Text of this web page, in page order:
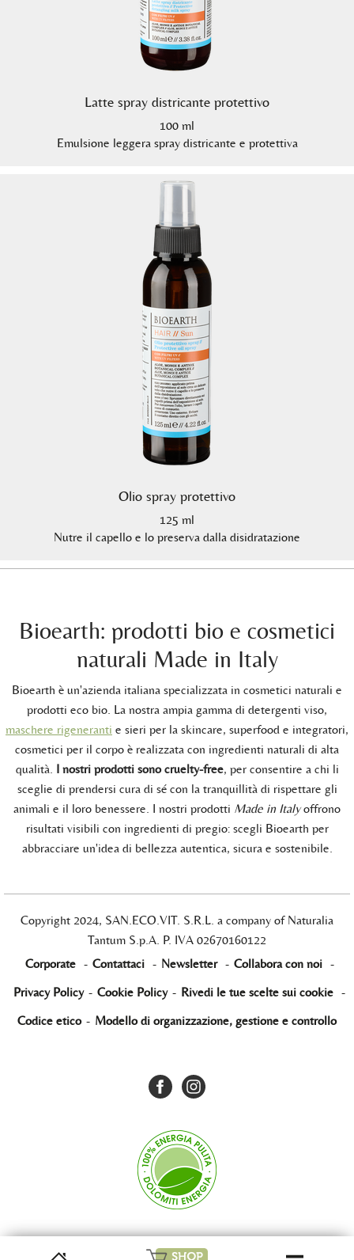
Latte spray districante protettivo
100 ml
Emulsione leggera spray districante e protettiva
Olio spray protettivo
125 ml
Nutre il capello e lo preserva dalla disidratazione
Bioearth: prodotti bio e cosmetici
naturali Made in Italy
Bioearth è un'azienda italiana specializzata in cosmetici naturali e
prodotti eco bio. La nostra ampia gamma di detergenti viso,
maschere rigeneranti e sieri per la skincare, superfood e integratori,
cosmetici per il corpo è realizzata con ingredienti naturali di alta
qualità. I nostri prodotti sono cruelty-free, per consentire a chi li
sceglie di prendersi cura di sé con la tranquillità di rispettare gli
animali e il loro benessere. I nostri prodotti Made in Italyoffrono
risultati visibili con ingredienti di pregio: scegli Bioearth per
abbracciare un'idea di bellezza autentica, sicura e sostenibile.
Copyright 2024, SAN.ECO.VIT. S.R.L. a company of Naturalia
Tantum S.p.A. P. IVA 02670160122
Corporate - Contattaci - Newsletter - Collabora con noi -
Privacy Policy - Cookie Policy - Rivedi le tue scelte sui cookie -
Codice etico - Modello di organizzazione, gestione e controllo